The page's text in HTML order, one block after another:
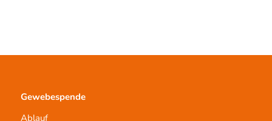
Gewebespende
Ablauf